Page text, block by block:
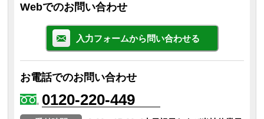
Webでのお問い合わせ
入力フォームから問い合わせる
お電話でのお問い合わせ
0120-220-449